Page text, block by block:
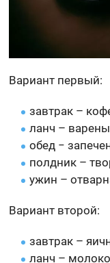
Вариант первый:
завтрак –
ланч –
обед −
полдник –
ужин –
Вариант второй:
завтрак –
ланч –